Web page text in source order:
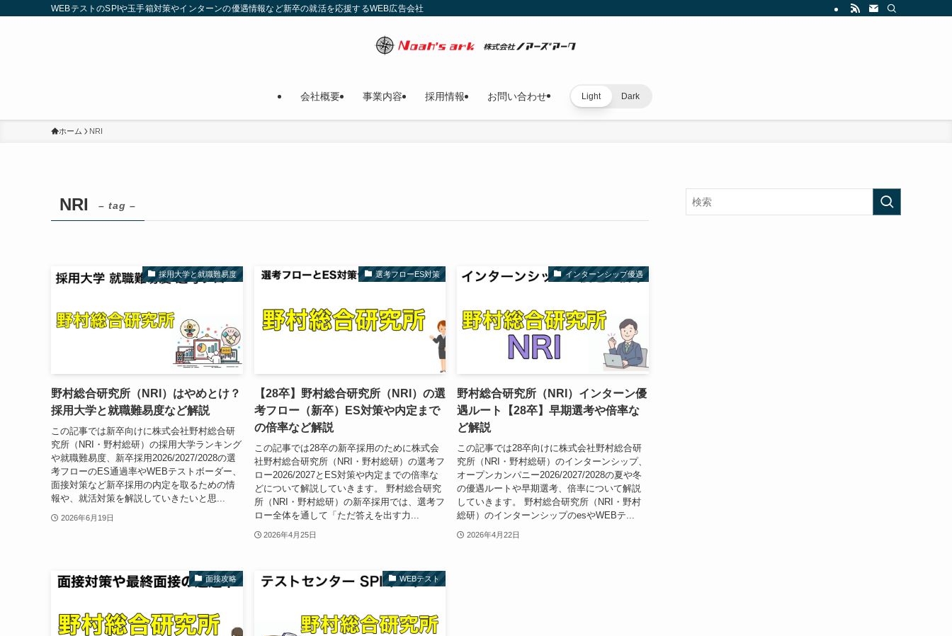
WEBテストのSPIや玉手箱対策やインターンの優遇情報など新卒の就活を応援するWEB広告会社
会社概要 事業内容 採用情報 お問い合わせ Light Dark
ホーム NRI
NRI – tag –
採用大学と就職難易度
野村総合研究所（NRI）はやめとけ？
採用大学と就職難易度など解説
この記事では新卒向けに株式会社野村総合研
究所（NRI・野村総研）の採用大学ランキング
や就職難易度、新卒採用2026/2027/2028の選
考フローのES通過率やWEBテストボーダー、
面接対策など新卒採用の内定を取るための情
報や、就活対策を解説していきたいと思...
2026年6月19日
選考フローES対策
【28卒】野村総合研究所（NRI）の選
考フロー（新卒）ES対策や内定まで
の倍率など解説
この記事では28卒の新卒採用のために株式会
社野村総合研究所（NRI・野村総研）の選考フ
ロー2026/2027とES対策や内定までの倍率な
どについて解説していきます。 野村総合研究
所（NRI・野村総研）の新卒採用では、選考フ
ロー全体を通して「ただ答えを出す力...
2026年4月25日
インターンシップ優遇
野村総合研究所（NRI）インターン優
遇ルート【28卒】早期選考や倍率な
ど解説
この記事では28卒向けに株式会社野村総合研
究所（NRI・野村総研）のインターンシップ、
オープンカンパニー2026/2027/2028の夏や冬
の優遇ルートや早期選考、倍率について解説
していきます。 野村総合研究所（NRI・野村
総研）のインターンシップのesやWEBテ...
2026年4月22日
面接攻略 WEBテスト